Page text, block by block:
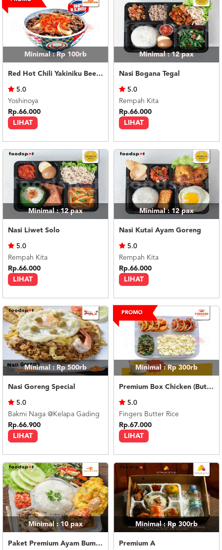
Minimal : Rp 100rb
Red Hot Chili Yakiniku Beef Bowl (R)
LIHAT
5.0
Yoshinoya
Rp.66.000
Minimal : 12pax
Nasi Bogana Tegal
LIHAT
5.0
Rempah Kita
Rp.66.000
Minimal : 12pax
Nasi Liwet Solo
LIHAT
5.0
Rempah Kita
Rp.66.000
Minimal : 12pax
Nasi Kutai Ayam Goreng
LIHAT
5.0
Rempah Kita
Rp.66.000
Minimal : Rp 500rb
Nasi Goreng Special
LIHAT
5.0
Bakmi Naga @Kelapa Gading
Rp.66.900
Minimal : Rp 300rb
Premium Box Chicken (Butter Rice) Silky Pudding
LIHAT
5.0
Fingers Butter Rice
Rp.67.000
Minimal : 10pax
Paket Premium Ayam Bumbu Rujak
Minimal : Rp 300rb
Premium A